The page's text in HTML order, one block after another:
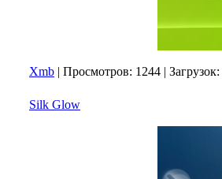
Xmb | Просмотров: 1244 | Загрузок:
Silk Glow